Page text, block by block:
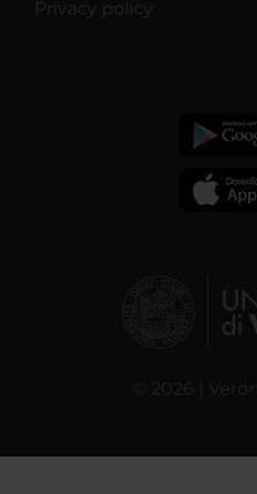
Privacy policy
© 2026 |